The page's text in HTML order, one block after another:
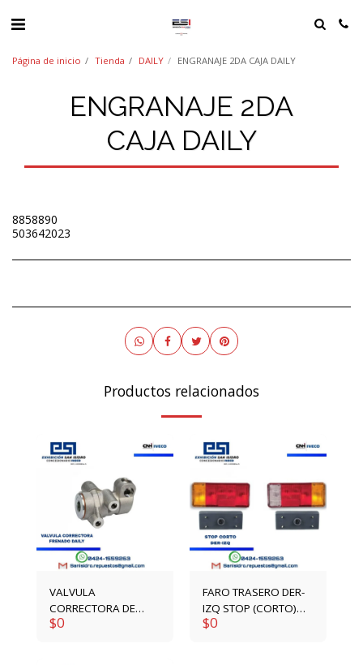
Página de inicio Tienda DAILY ENGRANAJE 2DA CAJA DAILY
ENGRANAJE 2DA
CAJA DAILY
8858890
503642023
Productos relacionados
VALVULA
CORRECTORA DE
FRENADO DAILY
$0
FARO TRASERO DER-
IZQ STOP (CORTO)
1904639-1904640
$0